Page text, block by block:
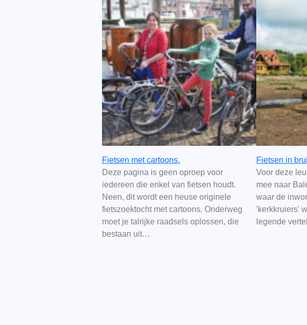
Fietsen met cartoons.
Deze pagina is geen oproep voor
iedereen die enkel van fietsen houdt.
Neen, dit wordt een heuse originele
fietszoektocht met cartoons. Onderweg
moet je talrijke raadsels oplossen, die
bestaan uit…
Fietsen in
Voor deze
mee naar
waar de
'kerkkruiers'
legende